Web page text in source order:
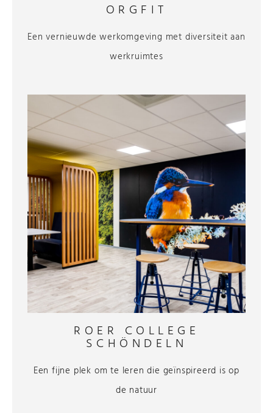
ORGFIT
Een vernieuwde werkomgeving met diversiteit aan
werkruimtes
ROER COLLEGE
SCHÖNDELN
Een fijne plek om te leren die geïnspireerd is op
de natuur